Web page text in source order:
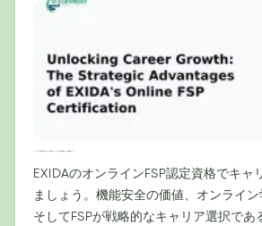
EXIDAのオンラインFSP認定資格でキャ
ましょう。機能安全の価値、オンライン
そしてFSPが戦略的なキャリア選択であ